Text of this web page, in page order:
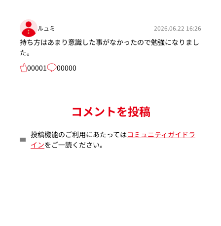
ルュミ 2026.06.22 16:26
持ち方はあまり意識した事がなかったので勉強になりまし
た。
00001
00000
コメントを投稿
投稿機能のご利用にあたってはコミュニティガイドラ
インをご一読ください。